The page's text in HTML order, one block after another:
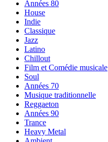
Années 80
House
Indie
Classique
Jazz
Latino
Chillout
Film et Comédie musicale
Soul
Années 70
Musique traditionnelle
Reggaeton
Années 90
Trance
Heavy Metal